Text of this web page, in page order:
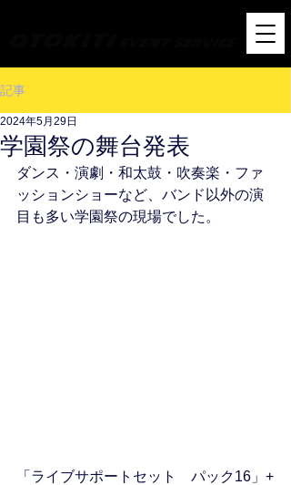
記事
学園祭の舞台発表
2024年5月29日
ダンス・演劇・和太鼓・吹奏楽・ファ
ッションショーなど、バンド以外の演
目も多い学園祭の現場でした。
「ライブサポートセット　パック16」+